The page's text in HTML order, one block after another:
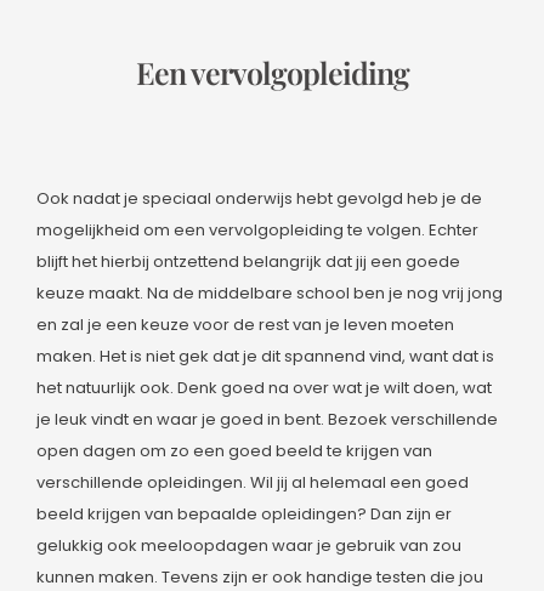
Een vervolgopleiding
Ook nadat je speciaal onderwijs hebt gevolgd heb je de
mogelijkheid om een vervolgopleiding te volgen. Echter
blijft het hierbij ontzettend belangrijk dat jij een goede
keuze maakt. Na de middelbare school ben je nog vrij jong
en zal je een keuze voor de rest van je leven moeten
maken. Het is niet gek dat je dit spannend vind, want dat is
het natuurlijk ook. Denk goed na over wat je wilt doen, wat
je leuk vindt en waar je goed in bent. Bezoek verschillende
open dagen om zo een goed beeld te krijgen van
verschillende opleidingen. Wil jij al helemaal een goed
beeld krijgen van bepaalde opleidingen? Dan zijn er
gelukkig ook meeloopdagen waar je gebruik van zou
kunnen maken. Tevens zijn er ook handige testen die jou